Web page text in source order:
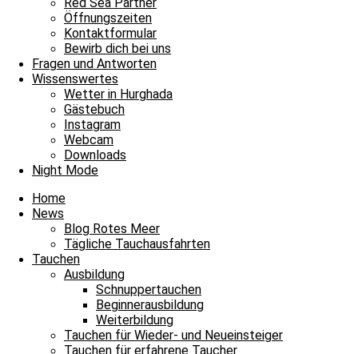
Öffnungszeiten
Kontaktformular
Bewirb dich bei uns
Fragen und Antworten
Wissenswertes
Wetter in Hurghada
Gästebuch
Instagram
Webcam
Downloads
Night Mode
Home
News
Blog Rotes Meer
Tägliche Tauchausfahrten
Tauchen
Ausbildung
Schnuppertauchen
Beginnerausbildung
Weiterbildung
Tauchen für Wieder- und Neueinsteiger
Tauchen für erfahrene Taucher